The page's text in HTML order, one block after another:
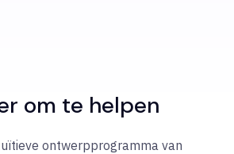
om te helpen
ontwerpprogramma van